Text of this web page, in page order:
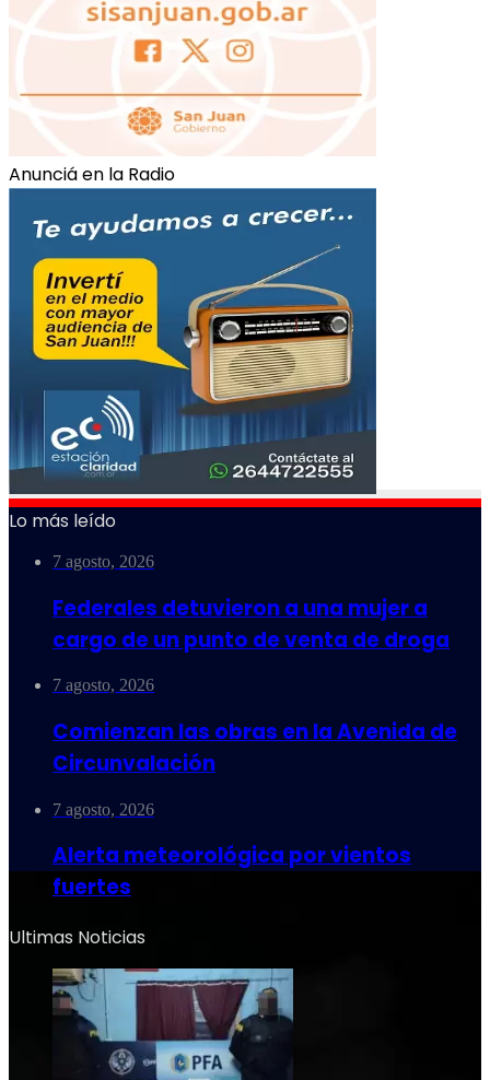
Anunciá en la Radio
Lo más leído
7 agosto, 2026
Federales detuvieron a una mujer a
cargo de un punto de venta de droga
7 agosto, 2026
Comienzan las obras en la Avenida de
Circunvalación
7 agosto, 2026
Alerta meteorológica por vientos
fuertes
Ultimas Noticias